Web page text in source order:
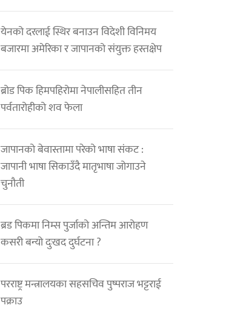
येनको दरलाई स्थिर बनाउन विदेशी विनिमय
बजारमा अमेरिका र जापानको संयुक्त हस्तक्षेप
ब्रोड पिक हिमपहिरोमा नेपालीसहित तीन
पर्वतारोहीको शव फेला
जापानको बेवास्तामा परेको भाषा संकट :
जापानी भाषा सिकाउँदै मातृभाषा जोगाउने
चुनौती
ब्रड पिकमा निम्स पुर्जाको अन्तिम आरोहण
कसरी बन्यो दुःखद दुर्घटना ?
परराष्ट्र मन्त्रालयका सहसचिव पुष्पराज भट्टराई
पक्राउ